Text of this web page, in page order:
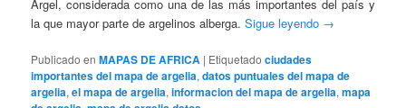
Argel, considerada como una de las más importantes del país y
la que mayor parte de argelinos alberga.Sigue leyendo →
Publicado en MAPAS DE AFRICA | Etiquetado ciudades
importantes del mapa de argelia,datos puntuales del mapa de
argelia,el mapa de argelia,informacion del mapa de argelia,mapa